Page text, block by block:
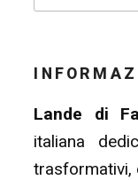
Lande di
italiana
trasformativi,